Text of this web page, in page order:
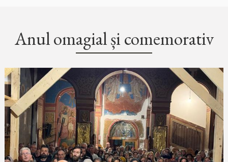
Anul omagial și comemorativ